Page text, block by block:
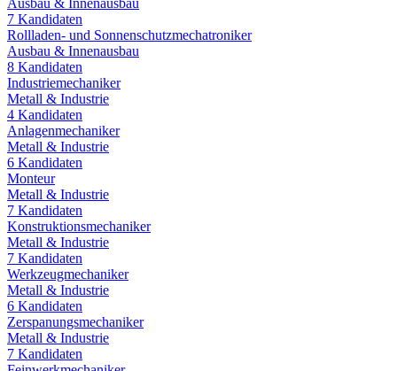
7 Kandidaten
Rollladen- und Sonnenschutzmechatroniker
Ausbau & Innenausbau
8 Kandidaten
Industriemechaniker
Metall & Industrie
4 Kandidaten
Anlagenmechaniker
Metall & Industrie
6 Kandidaten
Monteur
Metall & Industrie
7 Kandidaten
Konstruktionsmechaniker
Metall & Industrie
7 Kandidaten
Werkzeugmechaniker
Metall & Industrie
6 Kandidaten
Zerspanungsmechaniker
Metall & Industrie
7 Kandidaten